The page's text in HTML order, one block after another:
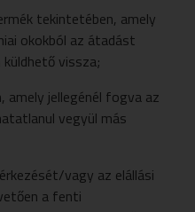
tekintetében, amely
okokból az átadást
vissza;
amely jellegénél fogva az
vegyül más
vagy az elállási
a fenti